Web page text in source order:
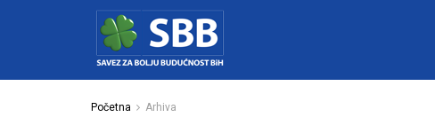
Početna Arhiva